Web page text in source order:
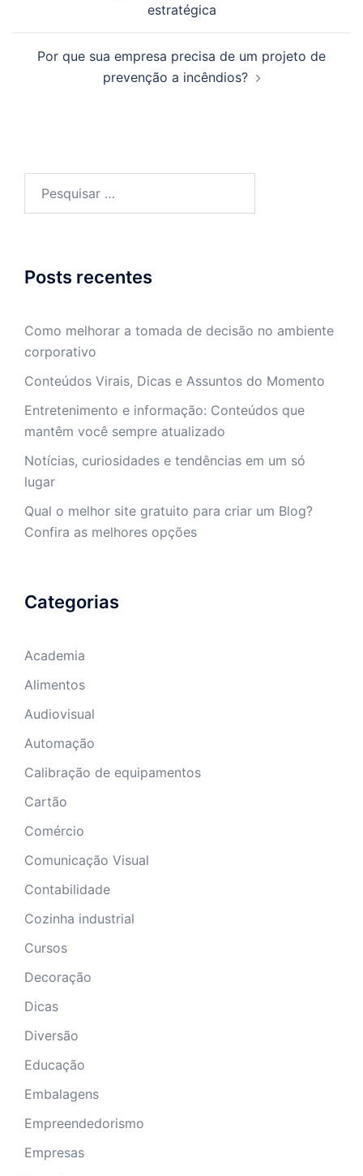
estratégica
Por que sua empresa precisa de um projeto de
prevenção a incêndios?
por:
Posts recentes
Como melhorar a tomada de decisão no ambiente
corporativo
Conteúdos Virais, Dicas e Assuntos do Momento
Entretenimento e informação: Conteúdos que
mantêm você sempre atualizado
Notícias, curiosidades e tendências em um só
lugar
Qual o melhor site gratuito para criar um Blog?
Confira as melhores opções
Categorias
Academia
Alimentos
Audiovisual
Automação
Calibração de equipamentos
Cartão
Comércio
Comunicação Visual
Contabilidade
Cozinha industrial
Cursos
Decoração
Dicas
Diversão
Educação
Embalagens
Empreendedorismo
Empresas